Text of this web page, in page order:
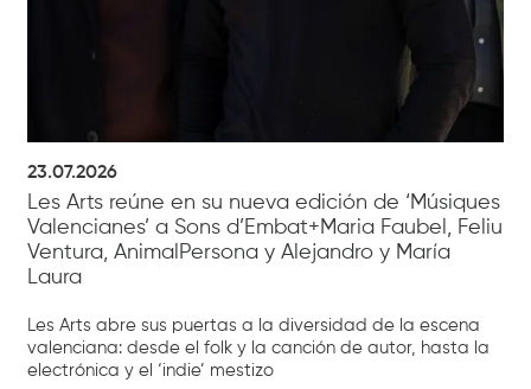
23.07.2026
Les Arts reúne en su nueva edición de ‘Músiques
Valencianes’ a Sons d’Embat+Maria Faubel, Feliu
Ventura, AnimalPersona y Alejandro y María
Laura
Les Arts abre sus puertas a la diversidad de la escena
valenciana: desde el folk y la canción de autor, hasta la
electrónica y el ‘indie’ mestizo